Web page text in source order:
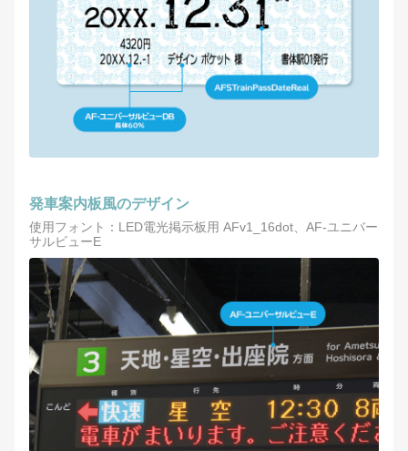
発車案内板風のデザイン
使用フォント：LED電光掲示板用 AFv1_16dot、AF-ユニバー
サルビューE